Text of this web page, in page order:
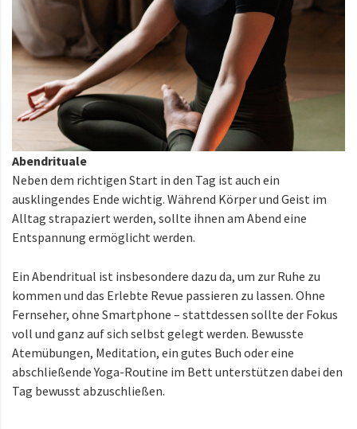
Abendrituale
Neben dem richtigen Start in den Tag ist auch ein
ausklingendes Ende wichtig. Während Körper und Geist im
Alltag strapaziert werden, sollte ihnen am Abend eine
Entspannung ermöglicht werden.
Ein Abendritual ist insbesondere dazu da, um zur Ruhe zu
kommen und das Erlebte Revue passieren zu lassen. Ohne
Fernseher, ohne Smartphone – stattdessen sollte der Fokus
voll und ganz auf sich selbst gelegt werden. Bewusste
Atemübungen, Meditation, ein gutes Buch oder eine
abschließende Yoga-Routine im Bett unterstützen dabei den
Tag bewusst abzuschließen.